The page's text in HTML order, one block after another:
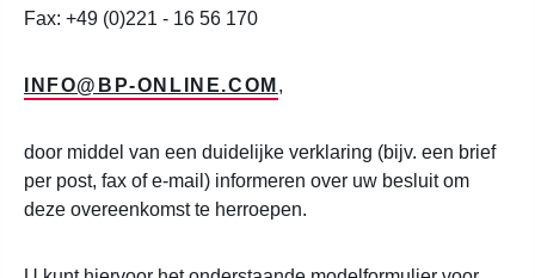
Fax: +49 (0)221 - 16 56 170
INFO@BP-ONLINE.COM ,
door middel van een duidelijke verklaring (bijv. een brief
per post, fax of e-mail) informeren over uw besluit om
deze overeenkomst te herroepen.